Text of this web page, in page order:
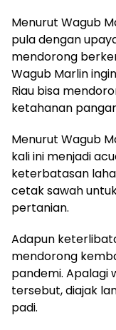
Menurut Wagub
pula dengan
mendorong
Wagub Marlin
Riau bisa
ketahanan
Menurut Wagub
kali ini menjadi
keterbatasan
cetak sawah
pertanian.
Adapun
mendorong
pandemi. Apalagi
tersebut, diajak
padi.